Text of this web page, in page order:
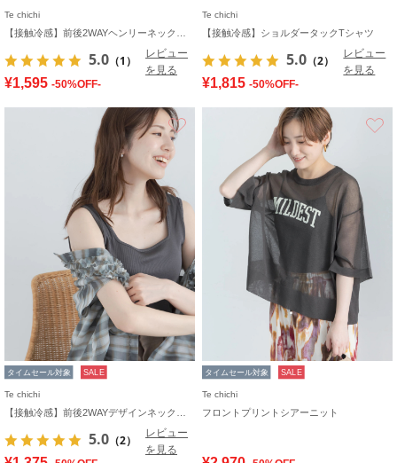
Te chichi
5.0 （1）
レビュー
を見る
¥1,595 -50%OFF-
Te chichi
【接触冷感】ショルダータックTシャツ
5.0 （2）
レビュー
を見る
¥1,815 -50%OFF-
タイムセール対象 SALE
Te chichi
5.0 （2）
レビュー
を見る
タイムセール対象 SALE
Te chichi
フロントプリントシアーニット